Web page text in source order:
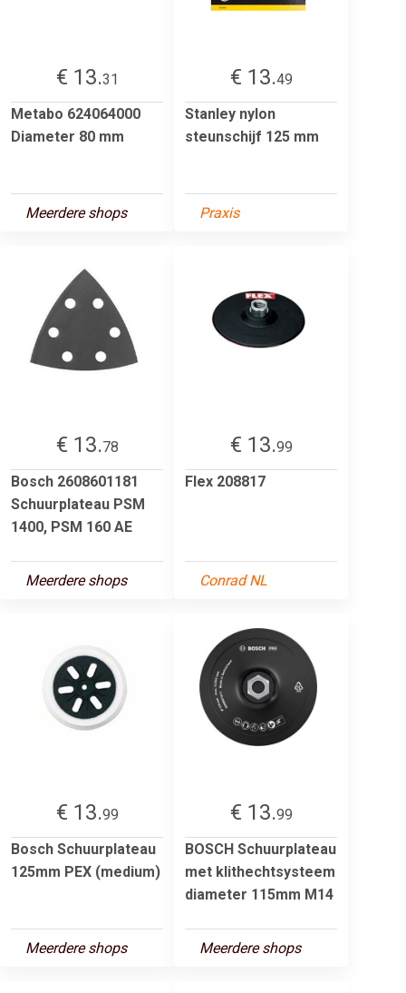
€ 13.31
Metabo 624064000
Diameter 80 mm
Meerdere shops
€ 13.49
Stanley nylon
steunschijf 125 mm
Praxis
€ 13.78
Bosch 2608601181
Schuurplateau PSM
1400, PSM 160 AE
Meerdere shops
€ 13.99
Flex 208817
Conrad NL
€ 13.99
Bosch Schuurplateau
125mm PEX (medium)
Meerdere shops
€ 13.99
BOSCH Schuurplateau
met klithechtsysteem
diameter 115mm M14
Meerdere shops